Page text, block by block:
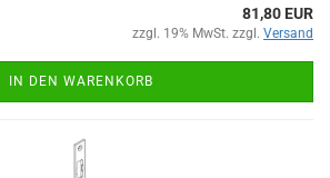
81,80 EUR
zzgl. 19% MwSt. zzgl. Versand
IN DEN WARENKORB